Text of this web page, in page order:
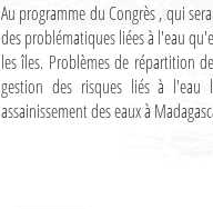
Au programme du Congrès , qui
des problématiques liées à l'eau
les îles. Problèmes de répartition
gestion des risques liés à l'eau
assainissement des eaux à